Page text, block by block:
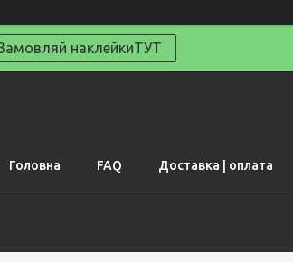
наклейкиТУТ
Головна FAQ Доставка | оплата